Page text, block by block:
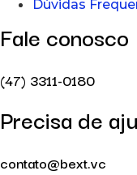
Dúvidas
Fale conosco
(47) 3311-0180
Precisa de
contato@bext.vc